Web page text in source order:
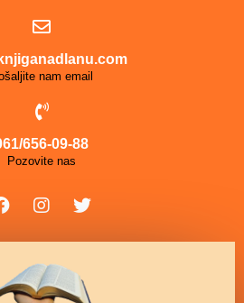
nam email
656-09-88
Pozovite nas